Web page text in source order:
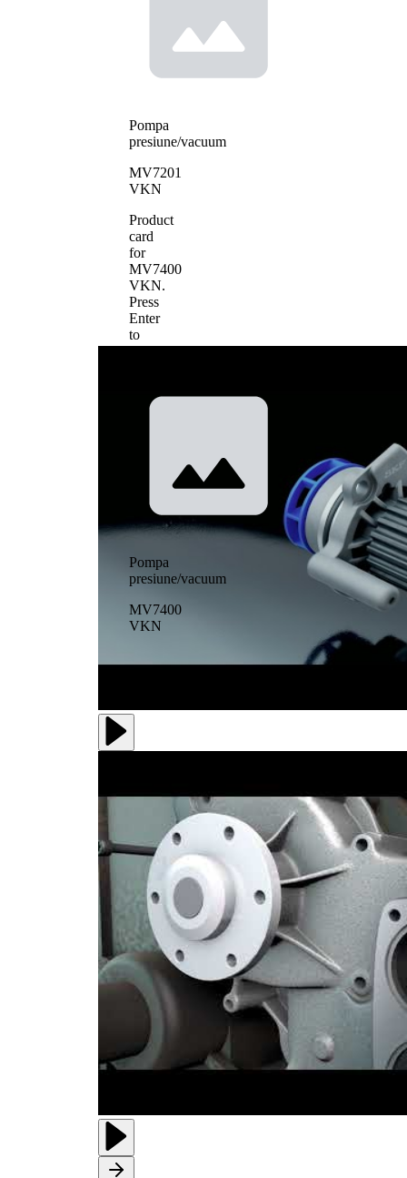
Pompa
presiune/vacuum
MV7201
VKN
Product
card
for
MV7400
VKN.
Press
Enter
to
view
Pompa
presiune/vacuum
MV7400
VKN